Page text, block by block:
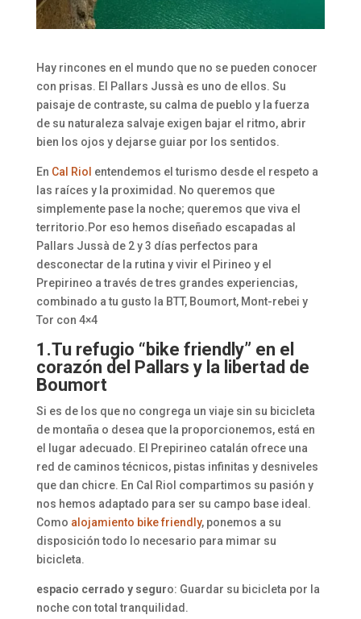
Hay rincones en el mundo que no se pueden conocer
con prisas. El Pallars Jussà es uno de ellos. Su
paisaje de contraste, su calma de pueblo y la fuerza
de su naturaleza salvaje exigen bajar el ritmo, abrir
bien los ojos y dejarse guiar por los sentidos.
En Cal Riol entendemos el turismo desde el respeto a
las raíces y la proximidad. No queremos que
simplemente pase la noche; queremos que viva el
territorio.Por eso hemos diseñado escapadas al
Pallars Jussà de 2 y 3 días perfectos para
desconectar de la rutina y vivir el Pirineo y el
Prepirineo a través de tres grandes experiencias,
combinado a tu gusto la BTT, Boumort, Mont-rebei y
Tor con 4×4
1.Tu refugio “bike friendly” en el
corazón del Pallars y la libertad de
Boumort
Si es de los que no congrega un viaje sin su bicicleta
de montaña o desea que la proporcionemos, está en
el lugar adecuado. El Prepirineo catalán ofrece una
red de caminos técnicos, pistas infinitas y desniveles
que dan chicre. En Cal Riol compartimos su pasión y
nos hemos adaptado para ser su campo base ideal.
Como alojamiento bike friendly, ponemos a su
disposición todo lo necesario para mimar su
bicicleta.
espacio cerrado y seguro: Guardar su bicicleta por la
noche con total tranquilidad.